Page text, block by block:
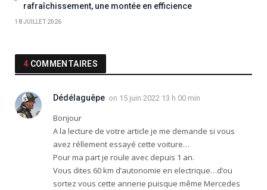
rafraîchissement, une montée en efficience
18 JUILLET 2026
4 COMMENTAIRES
Dédélaguêpe on 15 juin 2022 13 h 00 min
Bonjour
A la lecture de votre article je me demande si vous
avez réllement essayé cette voiture…
Pour ma part je roule avec depuis 1 an.
Vous dites 60 km d’autonomie en electrique…d’ou
sortez vous cette annerie puisque même Mercedes